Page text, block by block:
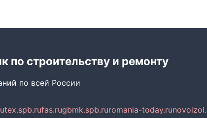
по строительству и ремонту
по всей России
fas.rugbmk.spb.ruromania-today.ru